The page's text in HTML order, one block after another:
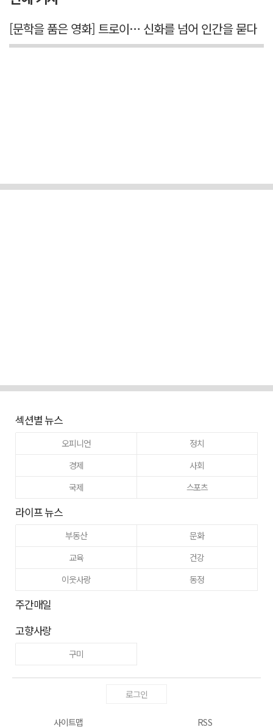
[문학을 품은 영화] 트로이… 신화를 넘어 인간을 묻다
섹션별 뉴스
오피니언
정치
경제
사회
국제
스포츠
라이프 뉴스
부동산
문화
교육
건강
이웃사랑
동정
주간매일
고향사랑
구미
로그인
사이트맵 RSS